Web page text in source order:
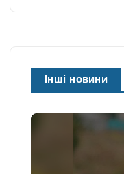
Інші новини